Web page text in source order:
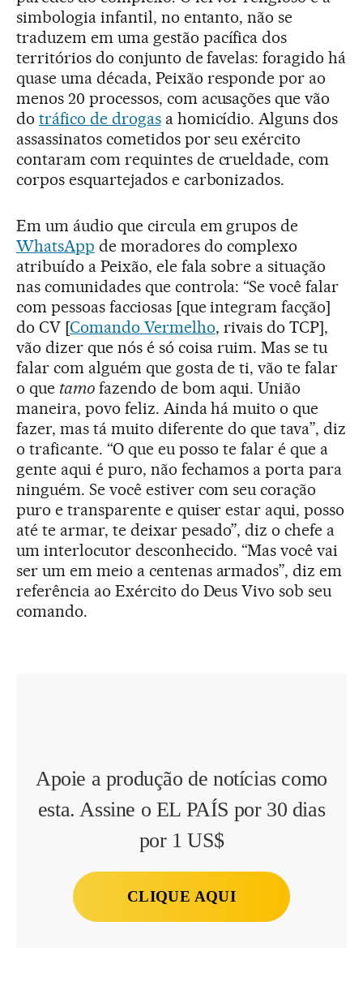
simbologia infantil, no entanto, não se
traduzem em uma gestão pacífica dos
territórios do conjunto de favelas: foragido há
quase uma década, Peixão responde por ao
menos 20 processos, com acusações que vão
do tráfico de drogasa homicídio. Alguns dos
assassinatos cometidos por seu exército
contaram com requintes de crueldade, com
corpos esquartejados e carbonizados.
Em um áudio que circula em grupos de
WhatsApp de moradores do complexo
atribuído a Peixão, ele fala sobre a situação
nas comunidades que controla: “Se você falar
com pessoas facciosas [que integram facção]
do CV [Comando Vermelho, rivais do TCP],
vão dizer que nós é só coisa ruim. Mas se tu
falar com alguém que gosta de ti, vão te falar
o que tamofazendo de bom aqui. União
maneira, povo feliz. Ainda há muito o que
fazer, mas tá muito diferente do que tava”, diz
o traficante. “O que eu posso te falar é que a
gente aqui é puro, não fechamos a porta para
ninguém. Se você estiver com seu coração
puro e transparente e quiser estar aqui, posso
até te armar, te deixar pesado”, diz o chefe a
um interlocutor desconhecido. “Mas você vai
ser um em meio a centenas armados”, diz em
referência ao Exército do Deus Vivo sob seu
comando.
Apoie a produção de notícias como
esta. Assine o EL PAÍS por 30 dias
por 1 US$
CLIQUE AQUI